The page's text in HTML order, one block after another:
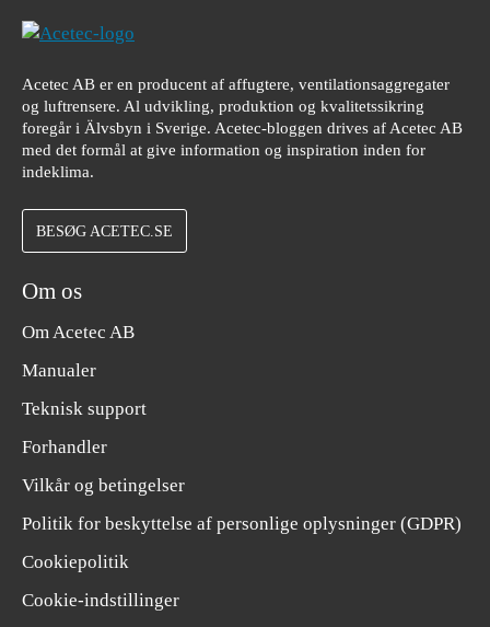
Acetec AB er en producent af affugtere, ventilationsaggregater
og luftrensere. Al udvikling, produktion og kvalitetssikring
foregår i Älvsbyn i Sverige. Acetec-bloggen drives af Acetec AB
med det formål at give information og inspiration inden for
indeklima.
BESØG ACETEC.SE
Om os
Om Acetec AB
Manualer
Teknisk support
Forhandler
Vilkår og betingelser
Politik for beskyttelse af personlige oplysninger (GDPR)
Cookiepolitik
Cookie-indstillinger